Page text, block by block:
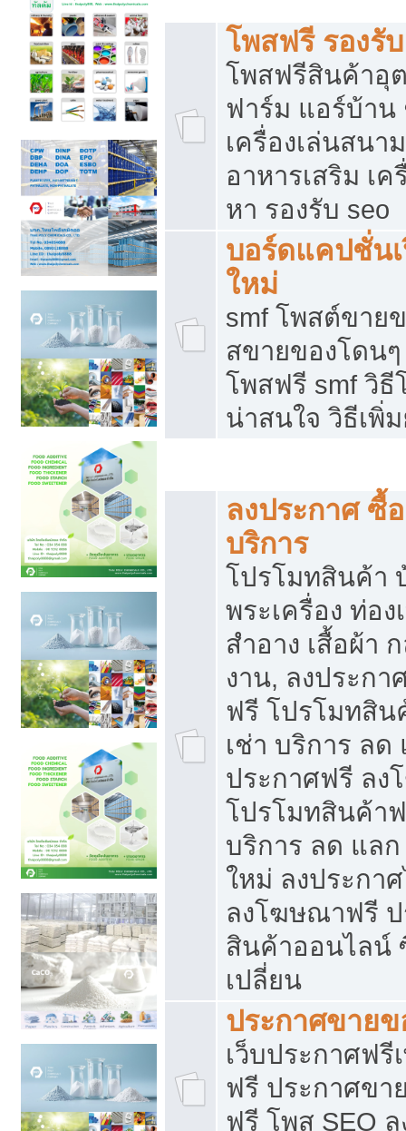
โพสฟรี รองรั
โพสฟรีสินค้าอุ
ฟาร์ม แอร์บ้าน
เครื่องเล่นสนา
อาหารเสริม เ
หา รองรับ seo
บอร์ดแคปชั่น
ใหม่
smf โพสต์ขาย
สขายของโดน
โพสฟรี smf วิธี
น่าสนใจ วิธีเพิ่
ลงประกาศ ซื้
บริการ
โปรโมทสินค้า
พระเครื่อง ท่อง
สำอาง เสื้อผ้า
งาน, ลงประก
ฟรี โปรโมทสิ
เช่า บริการ ลด
ประกาศฟรี ล
โปรโมทสินค้า
บริการ ลด แล
ใหม่ ลงประกา
ลงโฆษณาฟรี
สินค้าออนไลน์
เปลี่ยน
ประกาศขายข
เว็บประกาศฟรี
ฟรี ประกาศขา
ฟรี โพส SEO